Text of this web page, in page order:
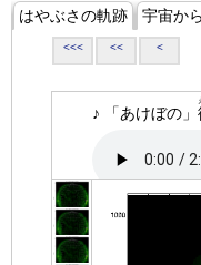
はやぶさの軌跡 宇宙か
<<< << <
♪ 「あけぼの」